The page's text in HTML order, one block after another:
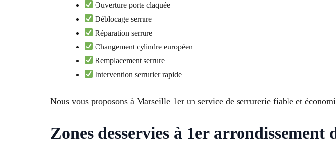
Ouverture porte claquée
Déblocage serrure
Réparation serrure
Changement cylindre européen
Remplacement serrure
Intervention serrurier rapide
Nous vous proposons à Marseille 1er un service de serrurerie fiable et
Zones desservies à 1er